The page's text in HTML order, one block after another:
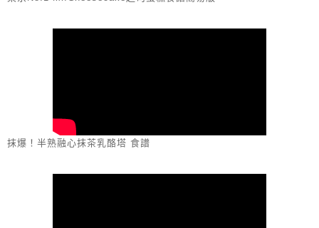
抹爆！半熟融心抹茶乳酪塔 食譜